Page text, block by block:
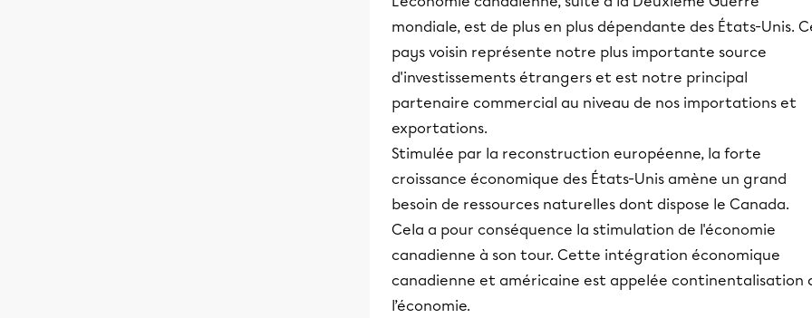
mondiale, est de plus en plus dépendante des États-Unis.
pays voisin représente notre plus importante source
d'investissements étrangers et est notre principal
partenaire commercial au niveau de nos importations et
exportations.
Stimulée par la reconstruction européenne, la forte
croissance économique des États-Unis amène un grand
besoin de ressources naturelles dont dispose le Canada.
Cela a pour conséquence la stimulation de l'économie
canadienne à son tour. Cette intégration économique
canadienne et américaine est appelée continentalisation
l’économie.